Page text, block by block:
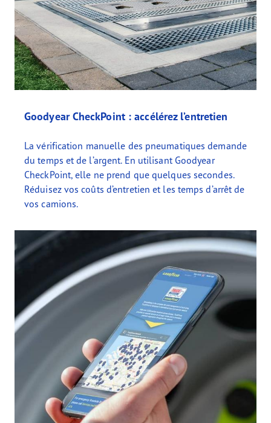
Goodyear CheckPoint : accélérez l’entretien
La vérification manuelle des pneumatiques demande
du temps et de l’argent. En utilisant Goodyear
CheckPoint, elle ne prend que quelques secondes.
Réduisez vos coûts d’entretien et les temps d’arrêt de
vos camions.